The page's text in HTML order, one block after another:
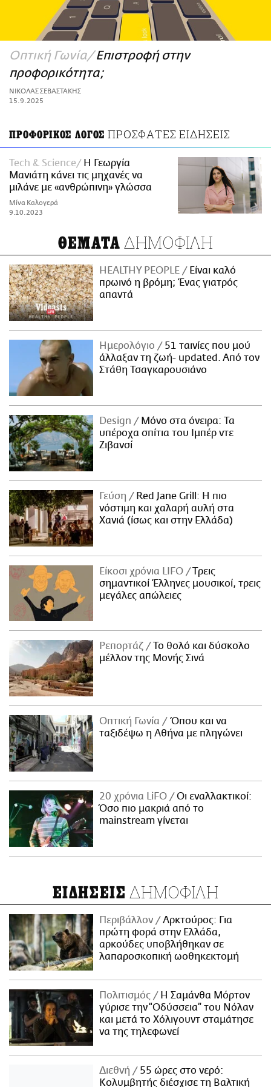
Οπτική Γωνία Επιστροφή στην
προφορικότητα;
ΝΙΚΟΛΑΣ ΣΕΒΑΣΤΑΚΗΣ
15.9.2025
ΠΡΟΦΟΡΙΚΟΣ ΛΟΓΟΣ ΠΡΟΣΦΑΤΕΣ ΕΙΔΗΣΕΙΣ
Tech & Science
Η Γεωργία
Μανιάτη κάνει τις μηχανές να
μιλάνε με «ανθρώπινη» γλώσσα
Μίνα Καλογερά
9.10.2023
ΘΕΜΑΤΑ ΔΗΜΟΦΙΛΗ
HEALTHY PEOPLE
Είναι καλό
πρωινό η βρόμη; Ένας γιατρός
απαντά
Ημερολόγιο
51 ταινίες που μού
άλλαξαν τη ζωή- updated. Aπό τον
Στάθη Τσαγκαρουσιάνο
Design
Μόνο στα όνειρα: Τα
υπέροχα σπίτια του Ιμπέρ ντε
Ζιβανσί
Γεύση
Red Jane Grill: Η πιο
νόστιμη και χαλαρή αυλή στα
Χανιά (ίσως και στην Ελλάδα)
Είκοσι χρόνια LIFO
Tρεις
σημαντικοί Έλληνες μουσικοί, τρεις
μεγάλες απώλειες
Ρεπορτάζ
Το θολό και δύσκολο
μέλλον της Μονής Σινά
Οπτική Γωνία
Όπου και να
ταξιδέψω η Αθήνα με πληγώνει
20 χρόνια LiFO
Οι εναλλακτικοί:
Όσο πιο μακριά από το
mainstream γίνεται
ΕΙΔΗΣΕΙΣ ΔΗΜΟΦΙΛΗ
Περιβάλλον
Αρκτούρος: Για
πρώτη φορά στην Ελλάδα,
αρκούδες υποβλήθηκαν σε
λαπαροσκοπική ωοθηκεκτομή
Πολιτισμός
Η Σαμάνθα Μόρτον
γύρισε την “Οδύσσεια” του Νόλαν
και μετά το Χόλιγουντ σταμάτησε
να της τηλεφωνεί
Διεθνή
55 ώρες στο νερό:
Κολυμβητής διέσχισε τη Βαλτική